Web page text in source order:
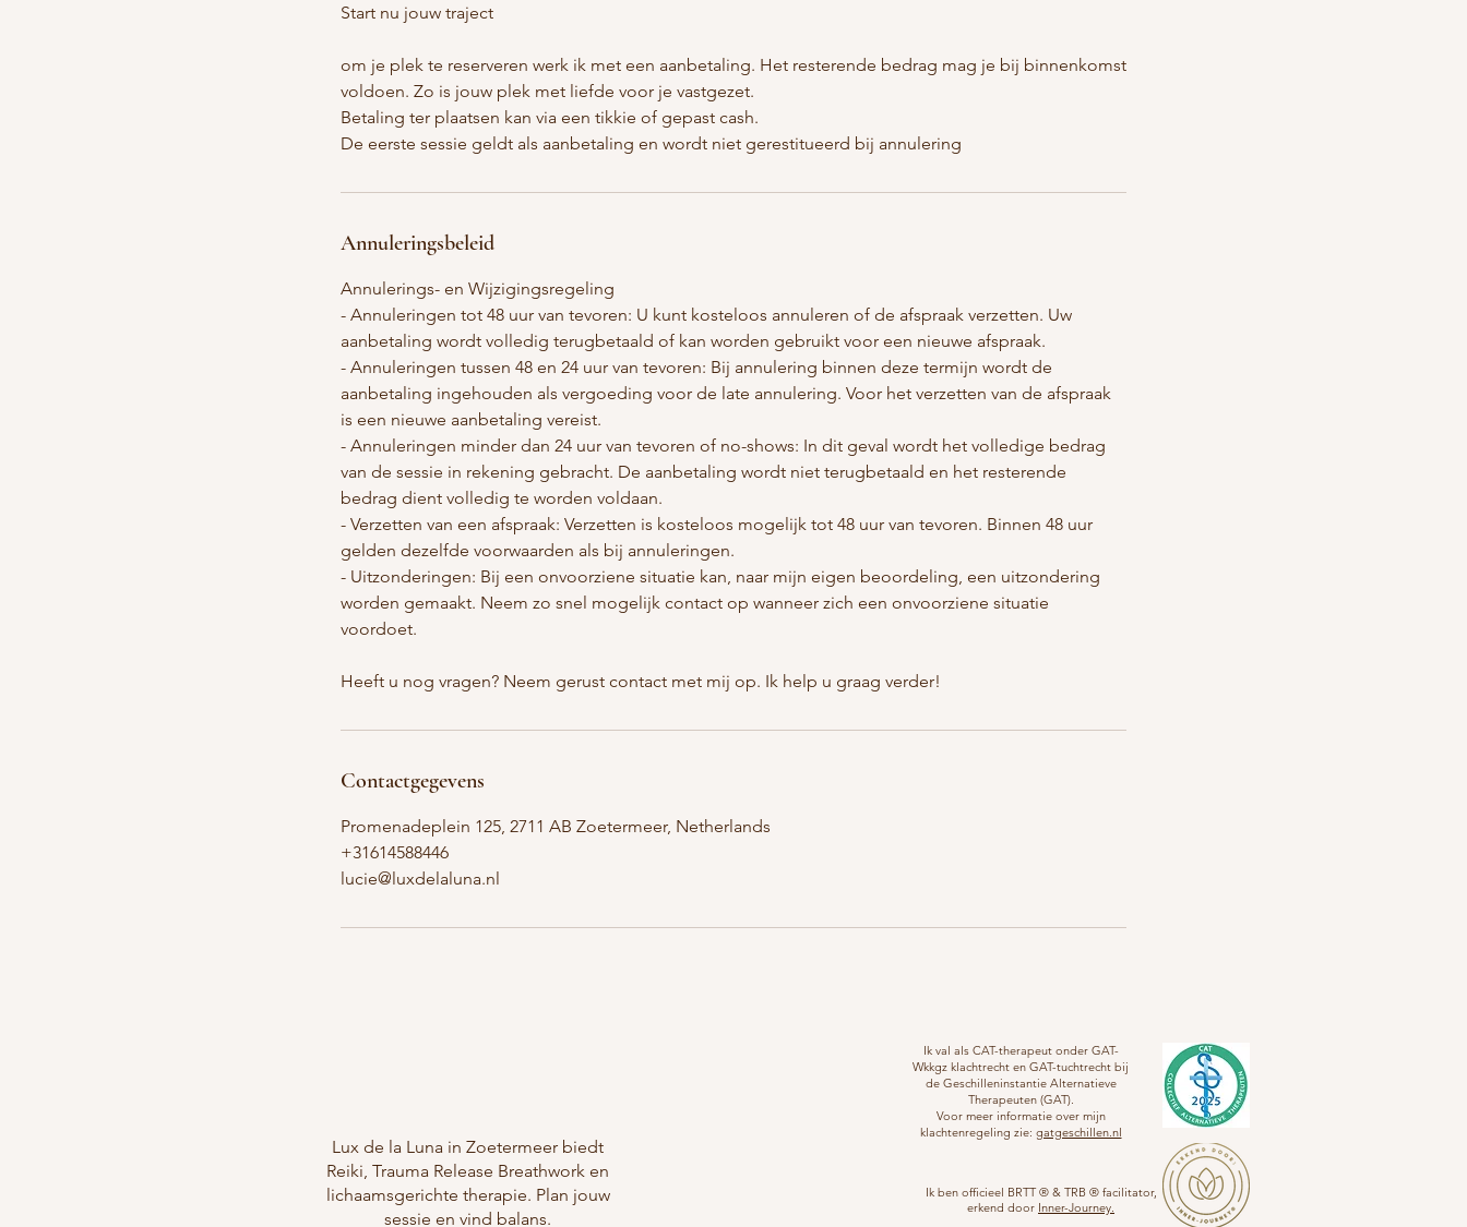
Start nu jouw traject
om je plek te reserveren werk ik met een aanbetaling. Het resterende bedrag mag je bij binnenkomst
voldoen. Zo is jouw plek met liefde voor je vastgezet.
Betaling ter plaatsen kan via een tikkie of gepast cash.
De eerste sessie geldt als aanbetaling en wordt niet gerestitueerd bij annulering
Annuleringsbeleid
Annulerings- en Wijzigingsregeling
- Annuleringen tot 48 uur van tevoren: U kunt kosteloos annuleren of de afspraak verzetten. Uw
aanbetaling wordt volledig terugbetaald of kan worden gebruikt voor een nieuwe afspraak.
- Annuleringen tussen 48 en 24 uur van tevoren: Bij annulering binnen deze termijn wordt de
aanbetaling ingehouden als vergoeding voor de late annulering. Voor het verzetten van de afspraak
is een nieuwe aanbetaling vereist.
- Annuleringen minder dan 24 uur van tevoren of no-shows: In dit geval wordt het volledige bedrag
van de sessie in rekening gebracht. De aanbetaling wordt niet terugbetaald en het resterende
bedrag dient volledig te worden voldaan.
- Verzetten van een afspraak: Verzetten is kosteloos mogelijk tot 48 uur van tevoren. Binnen 48 uur
gelden dezelfde voorwaarden als bij annuleringen.
- Uitzonderingen: Bij een onvoorziene situatie kan, naar mijn eigen beoordeling, een uitzondering
worden gemaakt. Neem zo snel mogelijk contact op wanneer zich een onvoorziene situatie
voordoet.
Heeft u nog vragen? Neem gerust contact met mij op. Ik help u graag verder!
Contactgegevens
Promenadeplein 125, 2711 AB Zoetermeer, Netherlands
+31614588446
lucie@luxdelaluna.nl
Lux de la Luna in Zoetermeer biedt
Reiki, Trauma Release Breathwork en
lichaamsgerichte therapie. Plan jouw
sessie en vind balans.
Ik val als CAT-therapeut onder GAT-
Wkkgz klachtrecht en GAT-tuchtrecht bij
de Geschilleninstantie Alternatieve
Therapeuten (GAT).
Voor meer informatie over mijn
klachtenregeling zie: gatgeschillen.nl
Ik ben officieel BRTT ® & TRB ® facilitator,
erkend door Inner-Journey.